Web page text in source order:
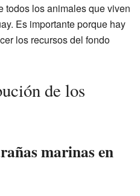
todos los animales que viven
Es importante porque hay
los recursos del fondo
de los
marinas en